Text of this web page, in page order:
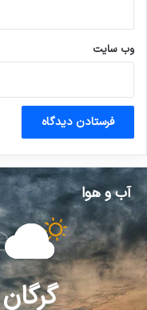
وب‌ سایت
آب و هوا
گرگان